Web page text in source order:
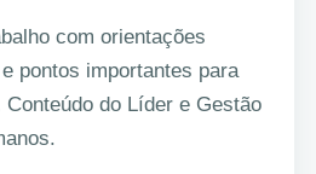
com orientações
pontos importantes para
do Líder e Gestão